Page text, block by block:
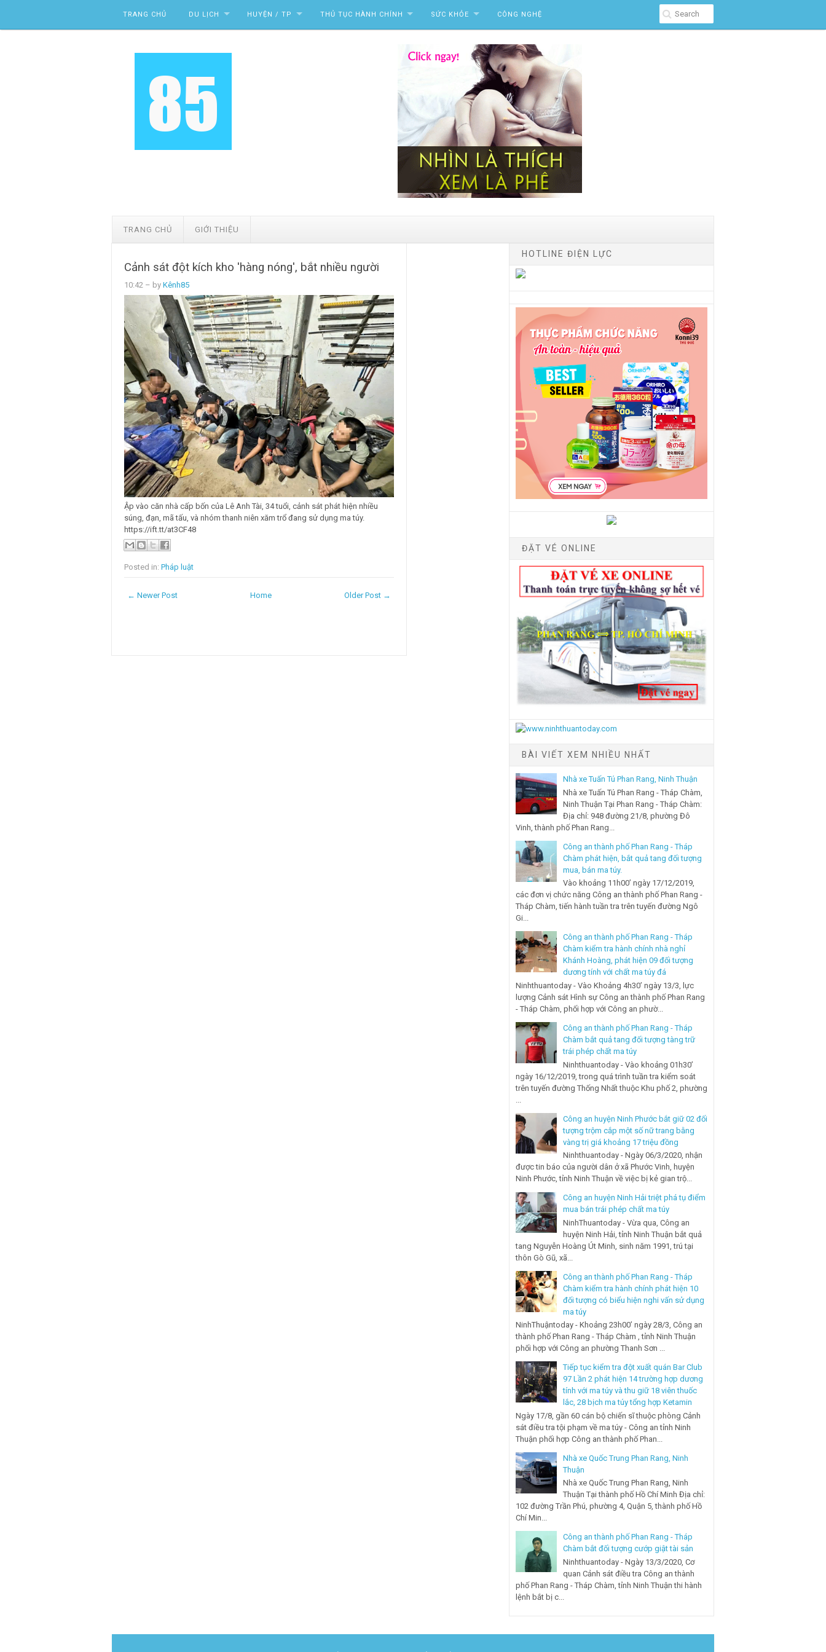
TRANG CHỦ DU LỊCH HUYỆN / TP THỦ TỤC HÀNH CHÍNH SỨC KHỎE CÔNG NGHỆ
TRANG CHỦ GIỚI THIỆU
Cảnh sát đột kích kho 'hàng nóng', bắt nhiều người
10:42 – by Kênh85
Ập vào căn nhà cấp bốn của Lê Anh Tài, 34 tuổi, cảnh sát phát hiện nhiều
súng, đạn, mã tấu, và nhóm thanh niên xăm trổ đang sử dụng ma túy.
https://ift.tt/at3CF48
Posted in: Pháp luật
← Newer Post Older Post →
Home
HOTLINE ĐIỆN LỰC
ĐẶT VÉ ONLINE
BÀI VIẾT XEM NHIỀU NHẤT
Nhà xe Tuấn Tú Phan Rang, Ninh Thuận
Nhà xe Tuấn Tú Phan Rang - Tháp Chàm,
Ninh Thuận Tại Phan Rang - Tháp Chàm:
Địa chỉ: 948 đường 21/8, phường Đô
Vinh, thành phố Phan Rang...
Công an thành phố Phan Rang - Tháp
Chàm phát hiện, bắt quả tang đối tượng
mua, bán ma túy.
Vào khoảng 11h00’ ngày 17/12/2019,
các đơn vị chức năng Công an thành phố Phan Rang -
Tháp Chàm, tiến hành tuần tra trên tuyến đường Ngô
Gi...
Công an thành phố Phan Rang - Tháp
Chàm kiểm tra hành chính nhà nghỉ
Khánh Hoàng, phát hiện 09 đối tượng
dương tính với chất ma túy đá
Ninhthuantoday - Vào Khoảng 4h30’ ngày 13/3, lực
lượng Cảnh sát Hình sự Công an thành phố Phan Rang
- Tháp Chàm, phối hợp với Công an phườ...
Công an thành phố Phan Rang - Tháp
Chàm bắt quả tang đối tượng tàng trữ
trái phép chất ma túy
Ninhthuantoday - Vào khoảng 01h30’
ngày 16/12/2019, trong quá trình tuần tra kiểm soát
trên tuyến đường Thống Nhất thuộc Khu phố 2, phường
Công an huyện Ninh Phước bắt giữ 02 đối
tượng trộm cắp một số nữ trang bằng
vàng trị giá khoảng 17 triệu đồng
Ninhthuantoday - Ngày 06/3/2020, nhận
được tin báo của người dân ở xã Phước Vinh, huyện
Ninh Phước, tỉnh Ninh Thuận về việc bị kẻ gian trộ...
Công an huyện Ninh Hải triệt phá tụ điểm
mua bán trái phép chất ma túy
NinhThuantoday - Vừa qua, Công an
huyện Ninh Hải, tỉnh Ninh Thuận bắt quả
tang Nguyễn Hoàng Út Minh, sinh năm 1991, trú tại
thôn Gò Gũ, xã...
Công an thành phố Phan Rang - Tháp
Chàm kiểm tra hành chính phát hiện 10
đối tượng có biểu hiện nghi vấn sử dụng
ma túy
NinhThuậntoday - Khoảng 23h00’ ngày 28/3, Công an
thành phố Phan Rang - Tháp Chàm , tỉnh Ninh Thuận
phối hợp với Công an phường Thanh Sơn ...
Tiếp tục kiểm tra đột xuất quán Bar Club
97 Lần 2 phát hiện 14 trường hợp dương
tính với ma túy và thu giữ 18 viên thuốc
lắc, 28 bịch ma túy tổng hợp Ketamin
Ngày 17/8, gần 60 cán bộ chiến sĩ thuộc phòng Cảnh
sát điều tra tội phạm về ma túy - Công an tỉnh Ninh
Thuận phối hợp Công an thành phố Phan...
Nhà xe Quốc Trung Phan Rang, Ninh
Thuận
Nhà xe Quốc Trung Phan Rang, Ninh
Thuận Tại thành phố Hồ Chí Minh Địa chỉ:
102 đường Trần Phú, phường 4, Quận 5, thành phố Hồ
Chí Min...
Công an thành phố Phan Rang - Tháp
Chàm bắt đối tượng cướp giật tài sản
Ninhthuantoday - Ngày 13/3/2020, Cơ
quan Cảnh sát điều tra Công an thành
phố Phan Rang - Tháp Chàm, tỉnh Ninh Thuận thi hành
lệnh bắt bị c...